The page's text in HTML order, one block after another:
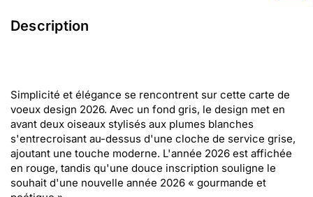
Description
Simplicité et élégance se rencontrent sur cette carte de
voeux design 2026. Avec un fond gris, le design met en
avant deux oiseaux stylisés aux plumes blanches
s'entrecroisant au-dessus d'une cloche de service grise,
ajoutant une touche moderne. L'année 2026 est affichée
en rouge, tandis qu'une douce inscription souligne le
souhait d'une nouvelle année 2026 « gourmande et